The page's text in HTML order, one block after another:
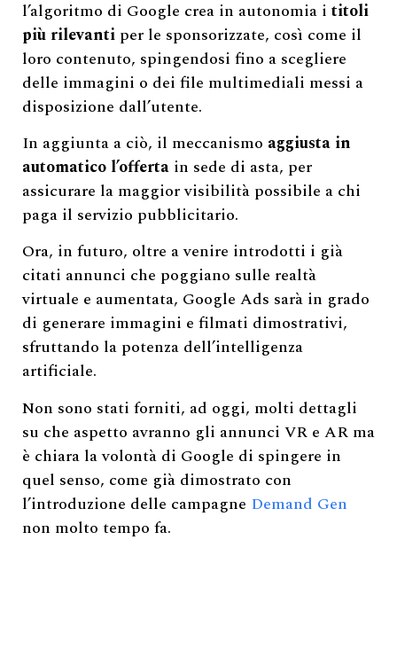
l’algoritmo di Google crea in autonomia i titoli
più rilevanti per le sponsorizzate, così come il
loro contenuto, spingendosi fino a scegliere
delle immagini o dei file multimediali messi a
disposizione dall’utente.
In aggiunta a ciò, il meccanismo aggiusta in
automatico l’offerta in sede di asta, per
assicurare la maggior visibilità possibile a chi
paga il servizio pubblicitario.
Ora, in futuro, oltre a venire introdotti i già
citati annunci che poggiano sulle realtà
virtuale e aumentata, Google Ads sarà in grado
di generare immagini e filmati dimostrativi,
sfruttando la potenza dell’intelligenza
artificiale.
Non sono stati forniti, ad oggi, molti dettagli
su che aspetto avranno gli annunci VR e AR ma
è chiara la volontà di Google di spingere in
quel senso, come già dimostrato con
l’introduzione delle campagne Demand Gen
non molto tempo fa.